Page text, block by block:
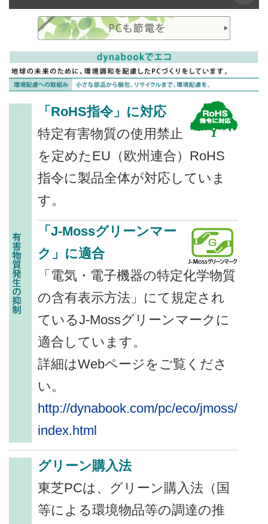
「RoHS指令」に対応
特定有害物質の使用禁止
を定めたEU（欧州連合）RoHS
指令に製品全体が対応していま
す。
「J-Mossグリーンマー
ク」に適合
「電気・電子機器の特定化学物質
の含有表示方法」にて規定され
ているJ-Mossグリーンマークに
適合しています。
詳細はWebページをご覧くださ
い。
http://dynabook.com/pc/eco/jmoss/
index.html
グリーン購入法
東芝PCは、グリーン購入法（国
等による環境物品等の調達の推